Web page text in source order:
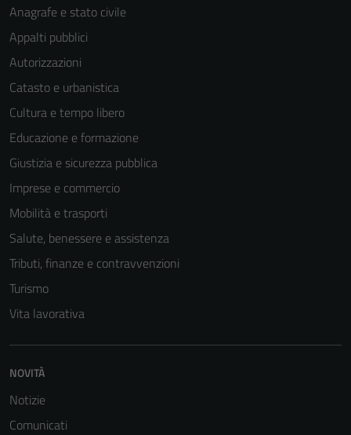
Anagrafe e stato civile
Appalti pubblici
Autorizzazioni
Catasto e urbanistica
Cultura e tempo libero
Educazione e formazione
Giustizia e sicurezza pubblica
Imprese e commercio
Mobilità e trasporti
Salute, benessere e assistenza
Tributi, finanze e contravvenzioni
Turismo
Vita lavorativa
NOVITÀ
Notizie
Comunicati